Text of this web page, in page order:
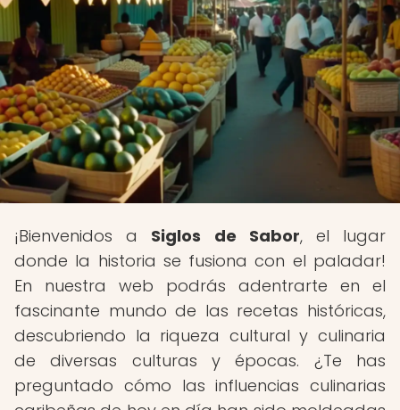
¡Bienvenidos a Siglos de Sabor, el lugar
donde la historia se fusiona con el paladar!
En nuestra web podrás adentrarte en el
fascinante mundo de las recetas históricas,
descubriendo la riqueza cultural y culinaria
de diversas culturas y épocas. ¿Te has
preguntado cómo las influencias culinarias